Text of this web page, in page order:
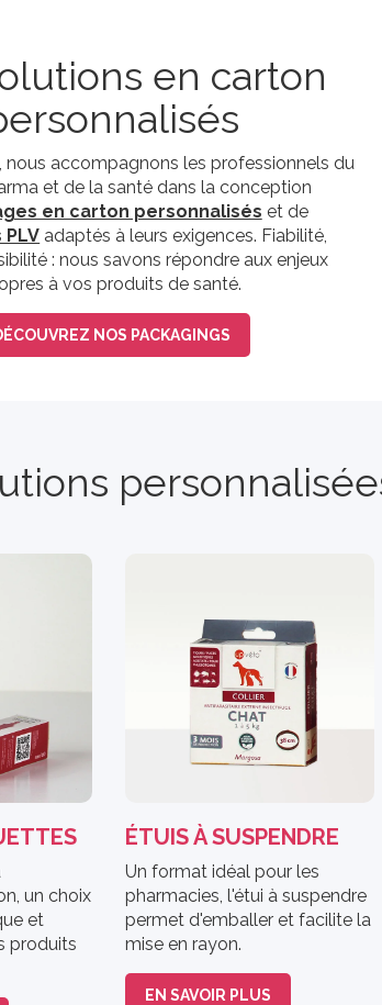
en carton
nous accompagnons les professionnels du
et de la santé dans la conception
en carton personnalisés et de
adaptés à leurs exigences. Fiabilité,
: nous savons répondre aux enjeux
à vos produits de santé.
NOS PACKAGINGS
un choix
et
produits
ÉTUIS À SUSPENDRE
Un format idéal pour les
pharmacies, l'étui à suspendre
permet d'emballer et facilite la
mise en rayon.
EN SAVOIR PLUS